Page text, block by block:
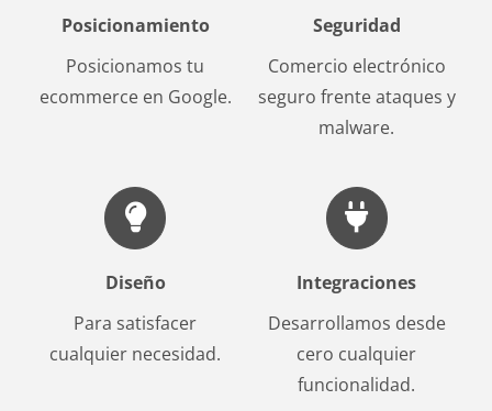
Posicionamiento
Posicionamos tu
ecommerce en Google.
Seguridad
Comercio electrónico
seguro frente ataques y
malware.
Diseño
Para satisfacer
cualquier necesidad.
Integraciones
Desarrollamos desde
cero cualquier
funcionalidad.